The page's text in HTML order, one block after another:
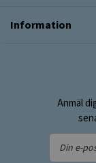
Information
Anmäl
Din
e-